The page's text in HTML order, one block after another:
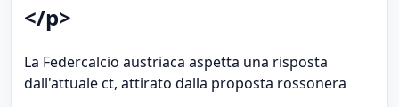
</p>
La Federcalcio austriaca aspetta una risposta
dall'attuale ct, attirato dalla proposta rossonera